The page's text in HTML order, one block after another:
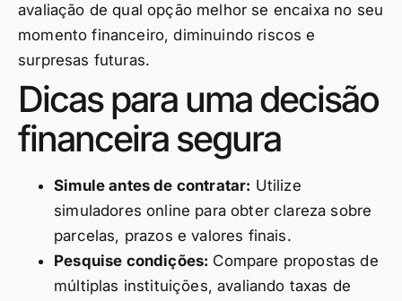
avaliação de qual opção melhor se encaixa no seu
momento financeiro, diminuindo riscos e
surpresas futuras.
Dicas para uma decisão
financeira segura
Simule antes de contratar: Utilize
simuladores online para obter clareza sobre
parcelas, prazos e valores finais.
Pesquise condições: Compare propostas de
múltiplas instituições, avaliando taxas de